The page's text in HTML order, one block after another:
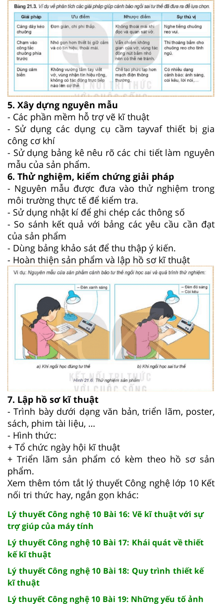
5. Xây dựng nguyên mẫu
- Các phần mềm hỗ trợ vẽ kĩ thuật
- Sử dụng các dụng cụ cầm tayvaf thiết bị gia
công cơ khí
- Sử dụng bảng kê nêu rõ các chi tiết làm nguyên
mẫu của sản phẩm.
6. Thử nghiệm, kiểm chứng giải pháp
- Nguyên mẫu được đưa vào thử nghiệm trong
môi trường thực tế để kiểm tra.
- Sử dụng nhật kí để ghi chép các thông số
- So sánh kết quả với bảng các yêu cầu cần đạt
của sản phẩm
- Dùng bảng khảo sát để thu thập ý kiến.
- Hoàn thiện sản phẩm và lập hồ sơ kĩ thuật
7. Lập hồ sơ kĩ thuật
- Trình bày dưới dạng văn bản, triển lãm, poster,
sách, phim tài liệu, …
- Hình thức:
+ Tổ chức ngày hội kĩ thuật
+ Triển lãm sản phẩm có kèm theo hồ sơ sản
phẩm.
Xem thêm tóm tắt lý thuyết Công nghệ lớp 10 Kết
nối tri thức hay, ngắn gọn khác:
Lý thuyết Công nghệ 10 Bài 16: Vẽ kĩ thuật với sự
trợ giúp của máy tính
Lý thuyết Công nghệ 10 Bài 17: Khái quát về thiết
kế kĩ thuật
Lý thuyết Công nghệ 10 Bài 18: Quy trình thiết kế
kĩ thuật
Lý thuyết Công nghệ 10 Bài 19: Những yếu tố ảnh